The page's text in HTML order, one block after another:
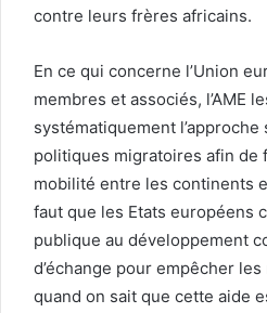
contre leurs frères africains.
En ce qui concerne l’Union
membres et associés, l’AME
systématiquement
politiques migratoires afin de
mobilité entre les continents
faut que les Etats européens
publique au développement
d’échange pour empêcher
quand on sait que cette aide